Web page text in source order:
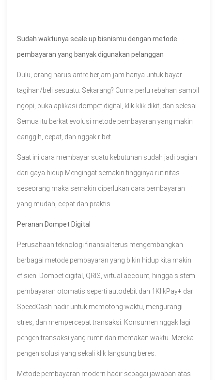
Sudah waktunya scale up bisnismu dengan metode
pembayaran yang banyak digunakan pelanggan
Dulu, orang harus antre berjam-jam hanya untuk bayar
tagihan/beli sesuatu. Sekarang? Cuma perlu rebahan sambil
ngopi, buka aplikasi dompet digital, klik-klik dikit, dan selesai.
Semua itu berkat evolusi metode pembayaran yang makin
canggih, cepat, dan nggak ribet.
Saat ini cara membayar suatu kebutuhan sudah jadi bagian
dari gaya hidup.Mengingat semakin tingginya rutinitas
seseorang maka semakin diperlukan cara pembayaran
yang mudah, cepat dan praktis
Peranan Dompet Digital
Perusahaan teknologi finansial terus mengembangkan
berbagai metode pembayaran yang bikin hidup kita makin
efisien. Dompet digital, QRIS, virtual account, hingga sistem
pembayaran otomatis seperti autodebit dan 1KlikPay+ dari
SpeedCash hadir untuk memotong waktu, mengurangi
stres, dan mempercepat transaksi. Konsumen nggak lagi
pengen transaksi yang rumit dan memakan waktu. Mereka
pengen solusi yang sekali klik langsung beres.
Metode pembayaran modern hadir sebagai jawaban atas